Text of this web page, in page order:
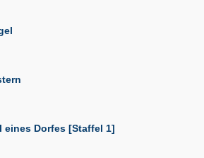
eines Dorfes [Staffel 1]